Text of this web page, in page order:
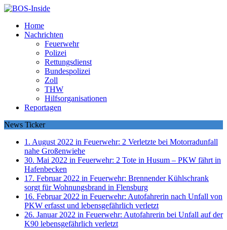
Home
Nachrichten
Feuerwehr
Polizei
Rettungsdienst
Bundespolizei
Zoll
THW
Hilfsorganisationen
Reportagen
News Ticker
1. August 2022 in Feuerwehr: 2 Verletzte bei Motorradunfall
nahe Großenwiehe
30. Mai 2022 in Feuerwehr: 2 Tote in Husum – PKW fährt in
Hafenbecken
17. Februar 2022 in Feuerwehr: Brennender Kühlschrank
sorgt für Wohnungsbrand in Flensburg
16. Februar 2022 in Feuerwehr: Autofahrerin nach Unfall von
PKW erfasst und lebensgefährlich verletzt
26. Januar 2022 in Feuerwehr: Autofahrerin bei Unfall auf der
K90 lebensgefährlich verletzt